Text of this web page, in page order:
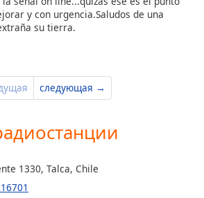
y con urgencia.Saludos de una
su tierra.
следующая →
1330, Talca, Chile